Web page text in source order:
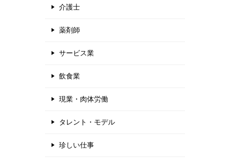
介護士
薬剤師
サービス業
飲食業
現業・肉体労働
タレント・モデル
珍しい仕事